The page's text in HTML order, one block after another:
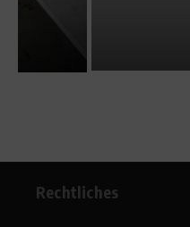
Rechtliches